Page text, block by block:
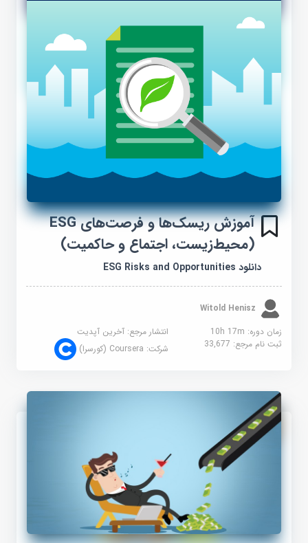
آموزش ریسک‌ها و فرصت‌های ESG
(محیط‌زیست، اجتماع و حاکمیت)
دانلود ESG Risks and Opportunities
Witold Henisz
زمان دوره: 10h 17m
انتشار مرجع:آخرین آپدیت
ثبت نام مرجع:33,677 شرکت:Coursera (کورسرا)